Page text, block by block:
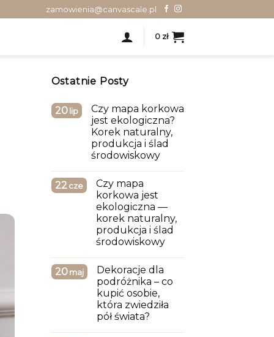
zamowienia@canvascale.pl
0 zł
Ostatnie Posty
20 lip
Czy mapa korkowa
jest ekologiczna?
Korek naturalny,
produkcja i ślad
środowiskowy
22 cze
Czy mapa
korkowa jest
ekologiczna —
korek naturalny,
produkcja i ślad
środowiskowy
20 maj
Dekoracje dla
podróżnika – co
kupić osobie,
która zwiedziła
pół świata?